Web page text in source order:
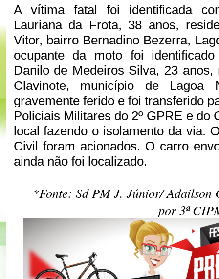
A vítima fatal foi identificada
Lauriana da Frota, 38 anos,
Vitor, bairro Bernadino Bezerra,
ocupante da moto foi
Danilo de Medeiros Silva, 23 anos,
Clavinote, município de Lagoa
gravemente ferido e foi transferido
Policiais Militares do 2º GPRE e do
local fazendo o isolamento da via.
Civil foram acionados. O carro
ainda não foi localizado.
*Fonte: Sd PM J. Júnior/ Adailson
por 3ª